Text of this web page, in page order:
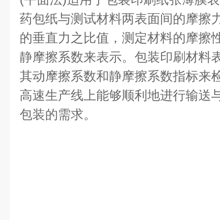
药包纸与测试材料两表面间的摩擦
的垂直力之比值，测定材料的摩擦
静摩擦系数来表示。包装印刷材料
其动摩擦系数和静摩擦系数指标来
高速生产线上能够顺利地进行输送
包装的需求。